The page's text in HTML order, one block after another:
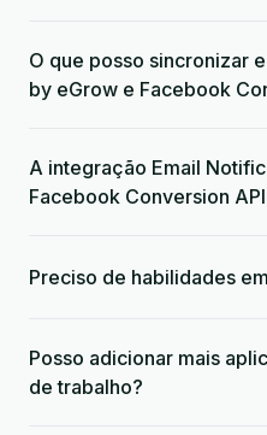
O que posso sincronizar
by eGrow e Facebook
A integração Email
Facebook Conversion
Preciso de habilidades
Posso adicionar mais
de trabalho?